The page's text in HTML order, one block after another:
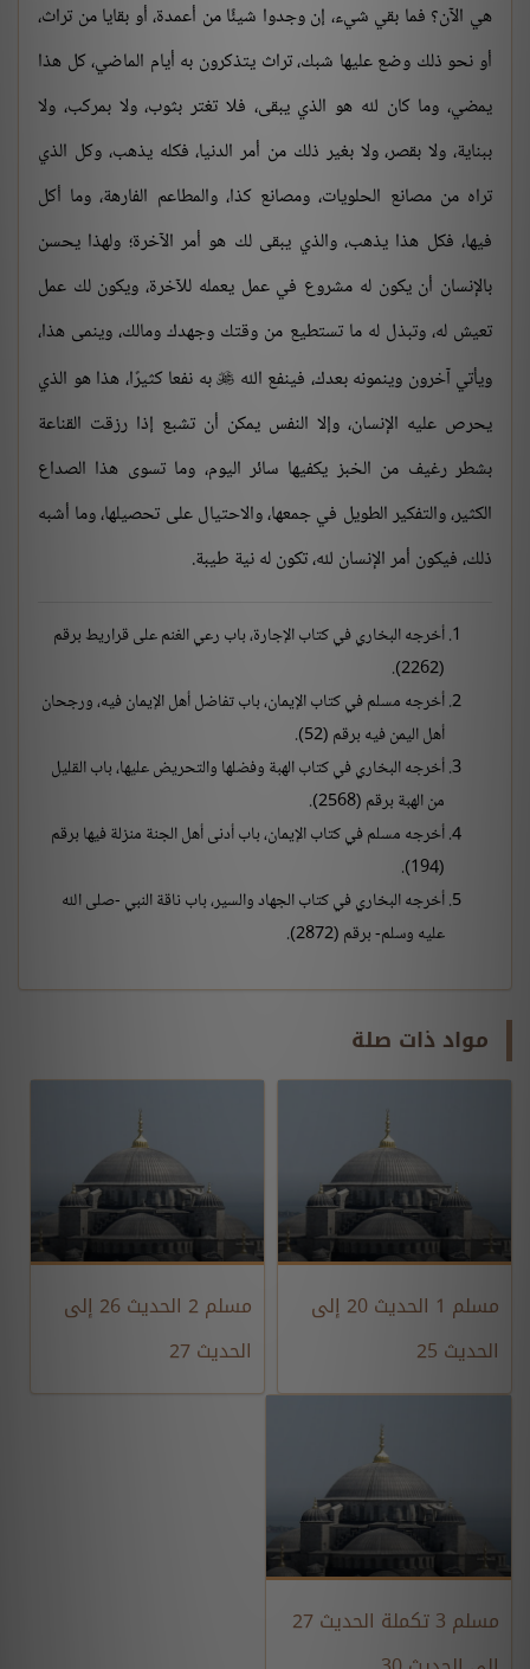
هي الآن؟ فما بقي شيء، إن وجدوا شيئًا من أعمدة، أو بقايا من تراث،
أو نحو ذلك وضع عليها شبك، تراث يتذكرون به أيام الماضي، كل هذا
يمضي، وما كان لله هو الذي يبقى، فلا تغتر بثوب، ولا بمركب، ولا
ببناية، ولا بقصر، ولا بغير ذلك من أمر الدنيا، فكله يذهب، وكل الذي
تراه من مصانع الحلويات، ومصانع كذا، والمطاعم الفارهة، وما أكل
فيها، فكل هذا يذهب، والذي يبقى لك هو أمر الآخرة؛ ولهذا يحسن
بالإنسان أن يكون له مشروع في عمل يعمله للآخرة، ويكون لك عمل
تعيش له، وتبذل له ما تستطيع من وقتك وجهدك ومالك، وينمى هذا،
ويأتي آخرون وينمونه بعدك، فينفع الله  به نفعا كثيرًا، هذا هو الذي
يحرص عليه الإنسان، وإلا النفس يمكن أن تشبع إذا رزقت القناعة
بشطر رغيف من الخبز يكفيها سائر اليوم، وما تسوى هذا الصداع
الكثير، والتفكير الطويل في جمعها، والاحتيال على تحصيلها، وما أشبه
ذلك، فيكون أمر الإنسان لله، تكون له نية طيبة.
أخرجه البخاري في كتاب الإجارة، باب رعي الغنم على قراريط برقم
(2262).
أخرجه مسلم في كتاب الإيمان، باب تفاضل أهل الإيمان فيه، ورجحان
أهل اليمن فيه برقم (52).
أخرجه البخاري في كتاب الهبة وفضلها والتحريض عليها، باب القليل
من الهبة برقم (2568).
أخرجه مسلم في كتاب الإيمان، باب أدنى أهل الجنة منزلة فيها برقم
(194).
أخرجه البخاري في كتاب الجهاد والسير، باب ناقة النبي -صلى الله
عليه وسلم- برقم (2872).
مواد ذات صلة
مسلم 1 الحديث 20 إلى
الحديث 25
مسلم 2 الحديث 26 إلى
الحديث 27
مسلم 3 تكملة الحديث 27